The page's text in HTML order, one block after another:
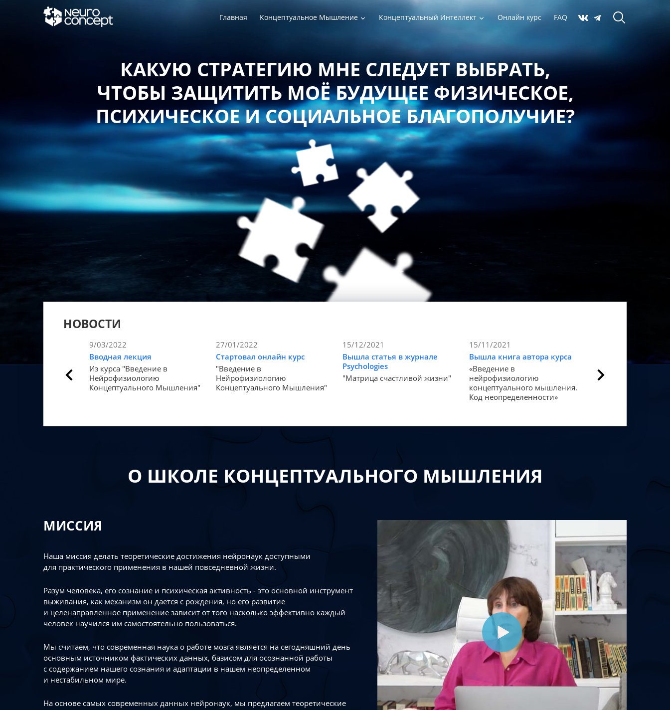
Главная Концептуальное Мышление Концептуальный Интеллект Онлайн курс FAQ
КАКУЮ СТРАТЕГИЮ МНЕ СЛЕДУЕТ ВЫБРАТЬ,
ЧТОБЫ ЗАЩИТИТЬ МОЁ БУДУЩЕЕ ФИЗИЧЕСКОЕ,
ПСИХИЧЕСКОЕ И СОЦИАЛЬНОЕ БЛАГОПОЛУЧИЕ?
НОВОСТИ
9/03/2022
Вводная лекция
Из курса "Введение в
Нейрофизиологию
Концептуального Мышления"
27/01/2022
Стартовал онлайн курс
"Введение в
Нейрофизиологию
Концептуального Мышления"
15/12/2021
Вышла статья в журнале
Psychologies
"Матрица счастливой жизни"
15/11/2021
Вышла книга автора курса
«Введение в
нейрофизиологию
концептуального мышления.
Код неопределенности»
Статья в Forbes
Как мозг
«счастье».
О ШКОЛЕ КОНЦЕПТУАЛЬНОГО МЫШЛЕНИЯ
МИССИЯ
Наша миссия делать теоретические достижения нейронаук доступными
для практического применения в нашей повседневной жизни.
Разум человека, его сознание и психическая активность - это основной инструмент
выживания, как механизм он дается с рождения, но его развитие
и целенаправленное применение зависит от того насколько эффективно каждый
человек научился им самостоятельно пользоваться.
Мы считаем, что современная наука о работе мозга является на сегодняшний день
основным источником фактических данных, базисом для осознанной работы
с содержанием нашего сознания и адаптации в нашем неопределенном
и нестабильном мире.
На основе самых современных данных нейронаук, мы предлагаем теоретические